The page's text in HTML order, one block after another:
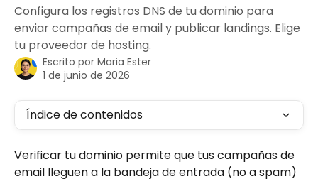
Configura los registros DNS de tu dominio para
enviar campañas de email y publicar landings. Elige
tu proveedor de hosting.
Escrito por Maria Ester
1 de junio de 2026
Índice de contenidos
Verificar tu dominio permite que tus campañas de
email lleguen a la bandeja de entrada (no a spam)